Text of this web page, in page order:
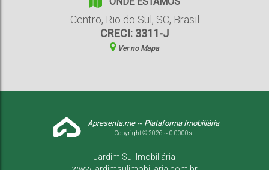
Centro, Rio do Sul , SC, Brasil
CRECI: 3311-J
Ver no Mapa
Apresenta.me ~ Plataforma Imobiliária
Copyright © 2026 ~ 0.0000s
Jardim Sul Imobiliária